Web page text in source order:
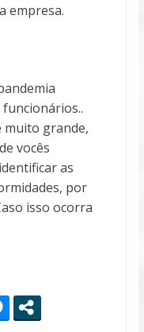
empresa.
muito grande,
vocês
as
por
isso ocorra